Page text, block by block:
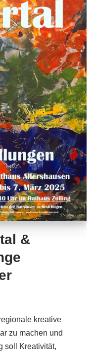
&
kreative
zu machen und
soll Kreativität,